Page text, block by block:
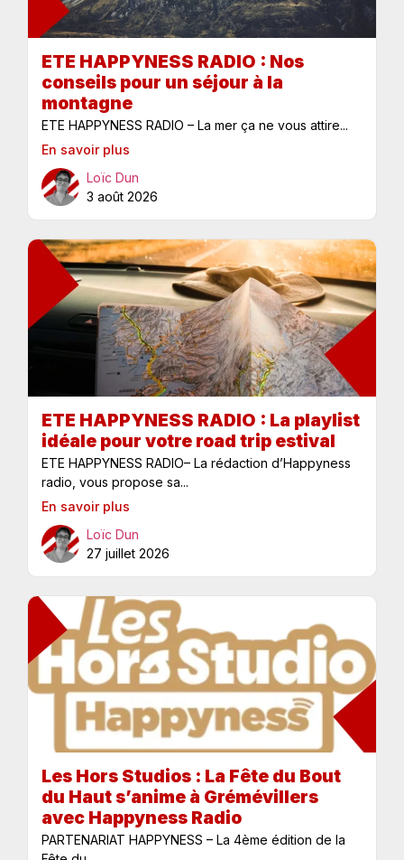
ETE HAPPYNESS RADIO : Nos
conseils pour un séjour à la
montagne
ETE HAPPYNESS RADIO – La mer ça ne vous attire...
En savoir plus
Loïc Dun
3 août 2026
ETE HAPPYNESS RADIO : La playlist
idéale pour votre road trip estival
ETE HAPPYNESS RADIO– La rédaction d’Happyness
radio, vous propose sa...
En savoir plus
Loïc Dun
27 juillet 2026
Les Hors Studios : La Fête du Bout
du Haut s’anime à Grémévillers
avec Happyness Radio
PARTENARIAT HAPPYNESS – La 4ème édition de la